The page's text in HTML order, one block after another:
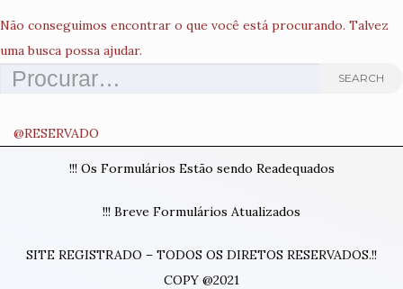
Não conseguimos encontrar o que você está procurando. Talvez
uma busca possa ajudar.
SEARCH
@RESERVADO
!!! Os Formulários Estão sendo Readequados
!!! Breve Formulários Atualizados
SITE REGISTRADO – TODOS OS DIRETOS RESERVADOS.!!
COPY @2021